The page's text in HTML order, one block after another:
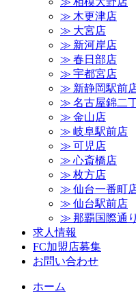
≫ 木更津店
≫ 大宮店
≫ 新河岸店
≫ 春日部店
≫ 宇都宮店
≫ 新静岡駅前
≫ 名古屋錦二
≫ 金山店
≫ 岐阜駅前店
≫ 可児店
≫ 心斎橋店
≫ 枚方店
≫ 仙台一番町
≫ 仙台駅前店
≫ 那覇国際通
求人情報
FC加盟店募集
お問い合わせ
ホーム